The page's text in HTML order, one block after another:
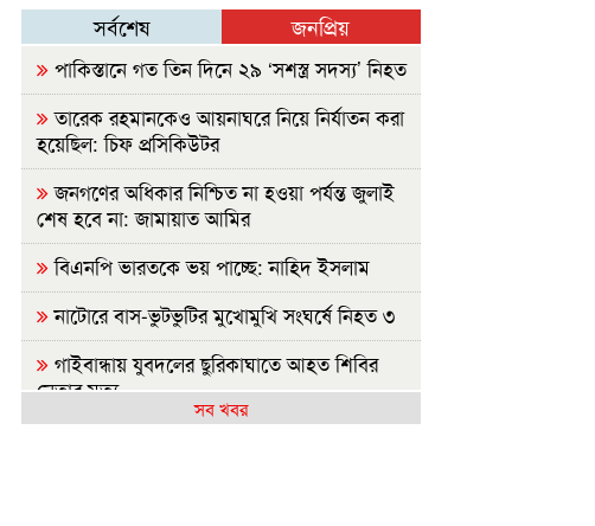
সর্বশেষ জনপ্রিয়
পাকিস্তানে গত তিন দিনে ২৯ ‘সশস্ত্র সদস্য’ নিহত
তারেক রহমানকেও আয়নাঘরে নিয়ে নির্যাতন করা
হয়েছিল: চিফ প্রসিকিউটর
জনগণের অধিকার নিশ্চিত না হওয়া পর্যন্ত জুলাই
শেষ হবে না: জামায়াত আমির
বিএনপি ভারতকে ভয় পাচ্ছে: নাহিদ ইসলাম
নাটোরে বাস-ভুটভুটির মুখোমুখি সংঘর্ষে নিহত ৩
গাইবান্ধায় যুবদলের ছুরিকাঘাতে আহত শিবির
নেতার মৃত্যু
সব খবর